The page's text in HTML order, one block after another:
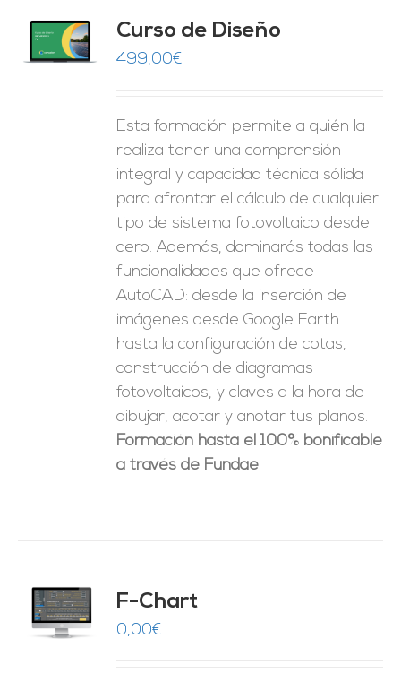
Curso de Diseño
499,00€
Esta formación permite a quién la
realiza tener una comprensión
integral y capacidad técnica sólida
para afrontar el cálculo de cualquier
tipo de sistema fotovoltaico desde
cero. Además, dominarás todas las
funcionalidades que ofrece
AutoCAD: desde la inserción de
imágenes desde Google Earth
hasta la configuración de cotas,
construcción de diagramas
fotovoltaicos, y claves a la hora de
dibujar, acotar y anotar tus planos.
Formación hasta el 100% bonificable
a través de Fundae
F-Chart
0,00€